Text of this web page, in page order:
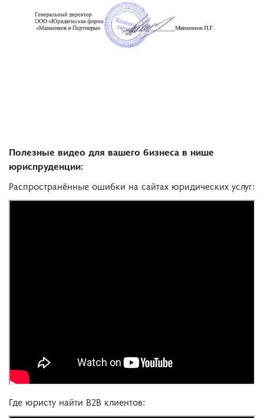
Полезные видео для вашего бизнеса в нише
юриспруденции:
Распространённые ошибки на сайтах юридических услуг:
Где юристу найти B2B клиентов: